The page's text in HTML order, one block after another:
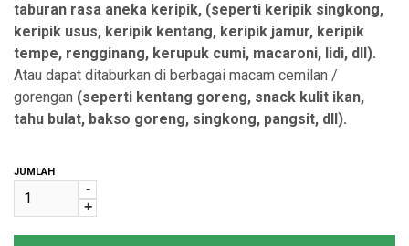
taburan rasa aneka keripik, (seperti keripik singkong,
keripik usus, keripik kentang, keripik jamur, keripik
tempe, rengginang, kerupuk cumi, macaroni, lidi, dll).
Atau dapat ditaburkan di berbagai macam cemilan /
gorengan (seperti kentang goreng, snack kulit ikan,
tahu bulat, bakso goreng, singkong, pangsit, dll).
JUMLAH
-
+